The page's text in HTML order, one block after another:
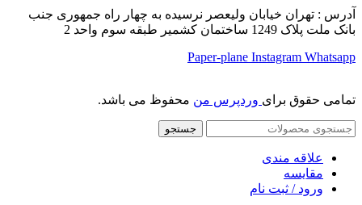
آدرس : تهران خیابان ولیعصر نرسیده به چهار راه جمهوری جنب
بانک ملت پلاک 1249 ساختمان کشمیر طبقه سوم واحد 2
Paper-plane Instagram Whatsapp
تمامی حقوق برای وردپرس من محفوظ می باشد.
جستجو
علاقه مندی
مقایسه
ورود / ثبت نام